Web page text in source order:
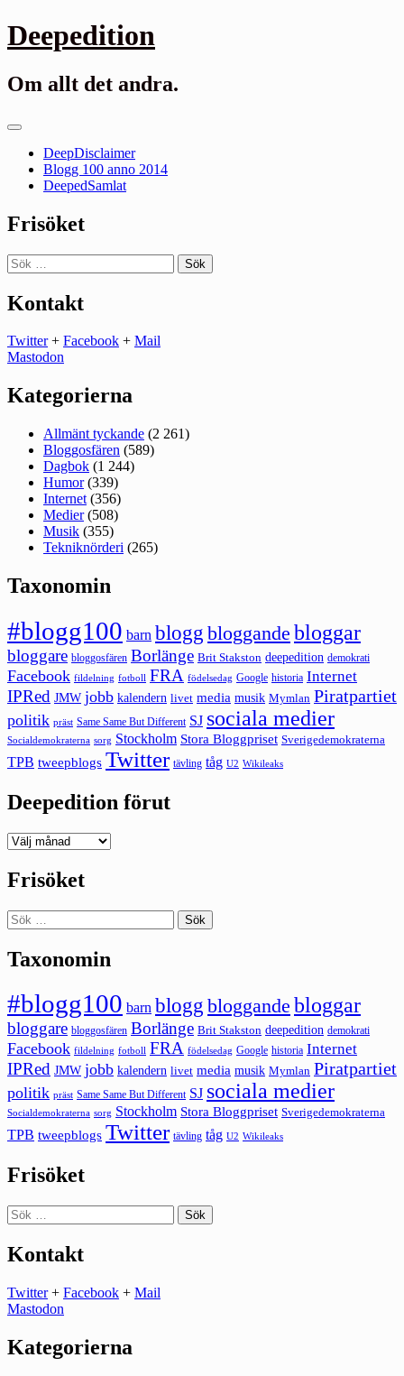
Gå
till
Deepedition
Om allt det andra.
Primär
DeepDisclaimer
Blogg 100 anno 2014
DeepedSamlat
Frisöket
Sök
efter:
Kontakt
Twitter+ Facebook + Mail
Mastodon
Kategorierna
Allmänt tyckande (2 261)
Bloggosfären (589)
Dagbok (1 244)
Humor(339)
Internet (356)
Medier(508)
Musik (355)
Tekniknörderi (265)
Taxonomin
#blogg100 barn blogg bloggande bloggar
bloggare bloggosfären Borlänge Brit Stakston deepedition demokrati
Facebook fildelning fotboll FRA födelsedag Google historia Internet
IPRed JMW jobb kalendern livet media musik Mymlan Piratpartiet
politik präst Same Same But Different SJ sociala medier
Socialdemokraterna sorg Stockholm Stora Bloggpriset Sverigedemokraterna
TPB tweepblogs Twitter tävling tåg U2 Wikileaks
Deepedition förut
Deepedition
Frisöket
Sök
efter:
Taxonomin
#blogg100 barn blogg bloggande bloggar
bloggare bloggosfären Borlänge Brit Stakston deepedition demokrati
Facebook fildelning fotboll FRA födelsedag Google historia Internet
IPRed JMW jobb kalendern livet media musik Mymlan Piratpartiet
politik präst Same Same But Different SJ sociala medier
Socialdemokraterna sorg Stockholm Stora Bloggpriset Sverigedemokraterna
TPB tweepblogs Twitter tävling tåg U2 Wikileaks
Frisöket
Sök
efter:
Kontakt
Twitter+ Facebook + Mail
Mastodon
Kategorierna